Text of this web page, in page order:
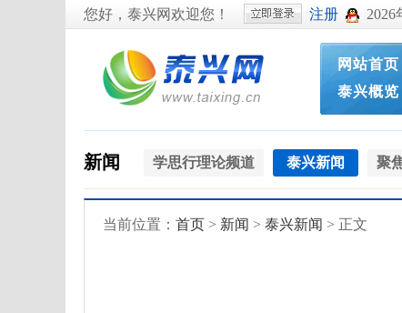
您好，泰兴网欢迎您！ 注册 2026
网站首页
泰兴概览
新闻 学思行理论频道 泰兴新闻 聚
当前位置： 首页 > 新闻 > 泰兴新闻 > 正文